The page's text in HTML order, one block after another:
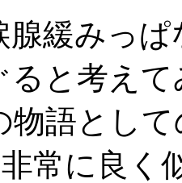
腺緩みっ
ると考え
物語とし
非常に良